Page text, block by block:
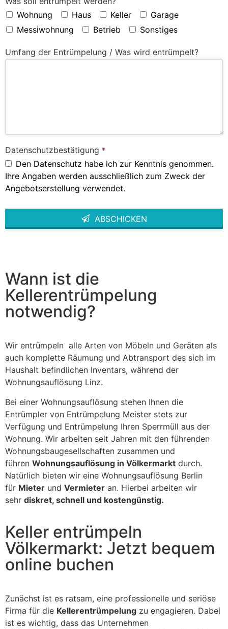
Wohnung
Haus Keller
Garage
Messiwohnung
Betrieb Sonstiges
Umfang der Entrümpelung / Was wird entrümpelt?
Datenschutzbestätigung *
Den Datenschutz habe ich zur Kenntnis genommen.
Ihre Angaben werden ausschließlich zum Zweck der
Angebotserstellung verwendet.
ABSCHICKEN
blank
Wann ist die
Kellerentrümpelung
notwendig?
Wir entrümpeln alle Arten von Möbeln und Geräten als
auch komplette Räumung und Abtransport des sich im
Haushalt befindlichen Inventars, während der
Wohnungsauflösung Linz.
Bei einer Wohnungsauflösung stehen Ihnen die
Entrümpler von Entrümpelung Meister stets zur
Verfügung und Entrümpelung Ihren Sperrmüll aus der
Wohnung. Wir arbeiten seit Jahren mit den führenden
Wohnungsbaugesellschaften zusammen und
führen Wohnungsauflösung in Völkermarkt durch.
Natürlich bieten wir eine Wohnungsauflösung Berlin
für Mieter und Vermieter an. Hierbei arbeiten wir
sehr diskret, schnell und kostengünstig.
Keller entrümpeln
Völkermarkt: Jetzt bequem
online buchen
Zunächst ist es ratsam, eine professionelle und seriöse
Firma für die Kellerentrümpelung zu engagieren. Dabei
ist es wichtig, dass das Unternehmen